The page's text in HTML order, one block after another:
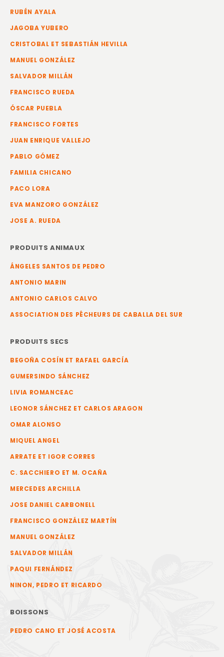
RUBÉN AYALA
JAGOBA YUBERO
CRISTOBAL ET SEBASTIÁN HEVILLA
MANUEL GONZÁLEZ
SALVADOR MILLÁN
FRANCISCO RUEDA
ÓSCAR PUEBLA
FRANCISCO FORTES
JUAN ENRIQUE VALLEJO
PABLO GÓMEZ
FAMILIA CHICANO
PACO LORA
EVA MANZORO GONZÁLEZ
JOSE A. RUEDA
PRODUITS ANIMAUX
ÁNGELES SANTOS DE PEDRO
ANTONIO MARIN
ANTONIO CARLOS CALVO
ASSOCIATION DES PÊCHEURS DE CABALLA DEL SUR
PRODUITS SECS
BEGOÑA COSÍN ET RAFAEL GARCÍA
GUMERSINDO SÁNCHEZ
LIVIA ROMANCEAC
LEONOR SÁNCHEZ ET CARLOS ARAGON
OMAR ALONSO
MIQUEL ANGEL
ARRATE ET IGOR CORRES
C. SACCHIERO ET M. OCAÑA
MERCEDES ARCHILLA
JOSE DANIEL CARBONELL
FRANCISCO GONZÁLEZ MARTÍN
MANUEL GONZÁLEZ
SALVADOR MILLÁN
PAQUI FERNÁNDEZ
NINON, PEDRO ET RICARDO
BOISSONS
PEDRO CANO ET JOSÉ ACOSTA